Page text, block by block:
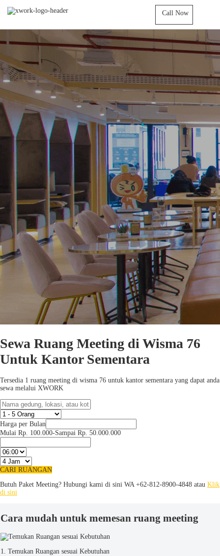
Call Now
Sewa Ruang Meeting di Wisma 76
Untuk Kantor Sementara
Tersedia 1 ruang meeting di wisma 76 untuk kantor sementara yang dapat anda
sewa melalui XWORK
Harga per Bulan
Mulai Rp. 100.000-Sampai Rp. 50.000.000
CARI RUANGAN
Butuh Paket Meeting? Hubungi kami di sini WA +62-812-8900-4848 atau Klik
di sini
Cara mudah untuk memesan ruang meeting
1. Temukan Ruangan sesuai Kebutuhan